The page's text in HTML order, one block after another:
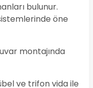
bulunur.
öne
montajında
ve trifon vida ile